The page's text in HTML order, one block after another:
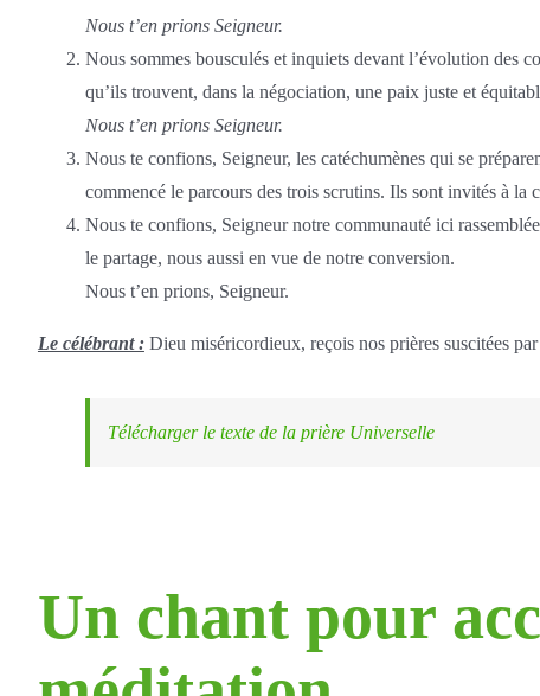
Nous t’en prions Seigneur.
Nous sommes bousculés et inquiets devant l’évolution des
qu’ils trouvent, dans la négociation, une paix juste et
Nous t’en prions Seigneur.
Nous te confions, Seigneur, les catéchumènes qui se
commencé le parcours des trois scrutins. Ils sont invités à
Nous te confions, Seigneur notre communauté ici
le partage, nous aussi en vue de notre conversion.
Nous t’en prions, Seigneur.
Le célébrant :Dieu miséricordieux, reçois nos prières suscitées
Télécharger le texte de la prière Universelle
Un chant pour